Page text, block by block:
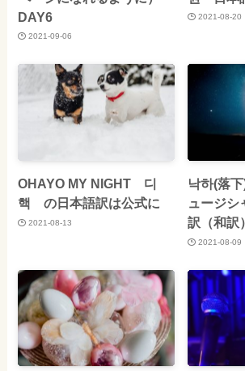
DAY6
2021-09-06
2021-08-20
OHAYO MY NIGHT 디
핵 の日本語訳は公式に
2021-08-13
낙하(落
ュージ
訳（和訳）
2021-08-09